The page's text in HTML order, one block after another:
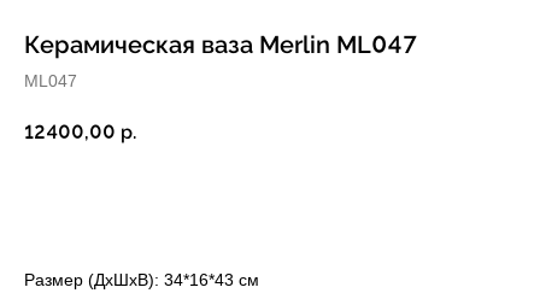
Керамическая ваза Merlin ML047
ML047
12400,00 р.
Размер (ДxШxВ): 34*16*43 см